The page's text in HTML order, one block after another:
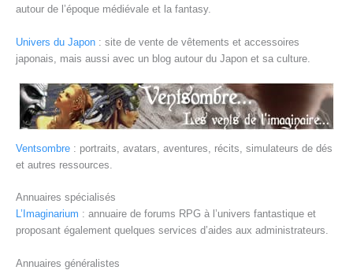
autour de l’époque médiévale et la fantasy.
Univers du Japon : site de vente de vêtements et accessoires
japonais, mais aussi avec un blog autour du Japon et sa culture.
Ventsombre : portraits, avatars, aventures, récits, simulateurs de dés
et autres ressources.
Annuaires spécialisés
L’Imaginarium : annuaire de forums RPG à l’univers fantastique et
proposant également quelques services d’aides aux administrateurs.
Annuaires généralistes